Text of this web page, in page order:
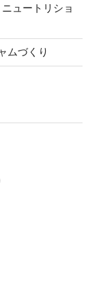
ュートリショ
ムづくり